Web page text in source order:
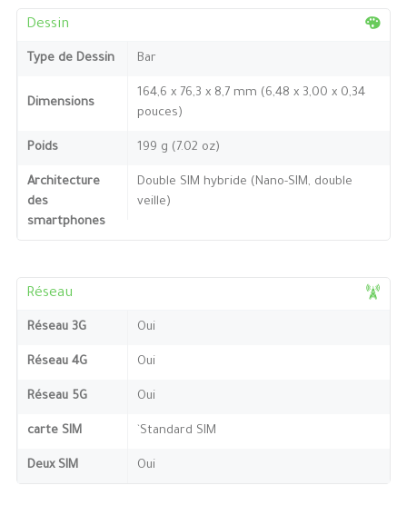
Dessin
Type de Dessin Bar
Dimensions
164,6 x 76,3 x 8,7 mm (6,48 x 3,00 x 0,34
pouces)
Poids 199 g (7.02 oz)
Architecture
des
smartphones
Double SIM hybride (Nano-SIM, double
veille)
Réseau
Réseau 3G Oui
Réseau 4G Oui
Réseau 5G Oui
carte SIM `Standard SIM
Deux SIM Oui